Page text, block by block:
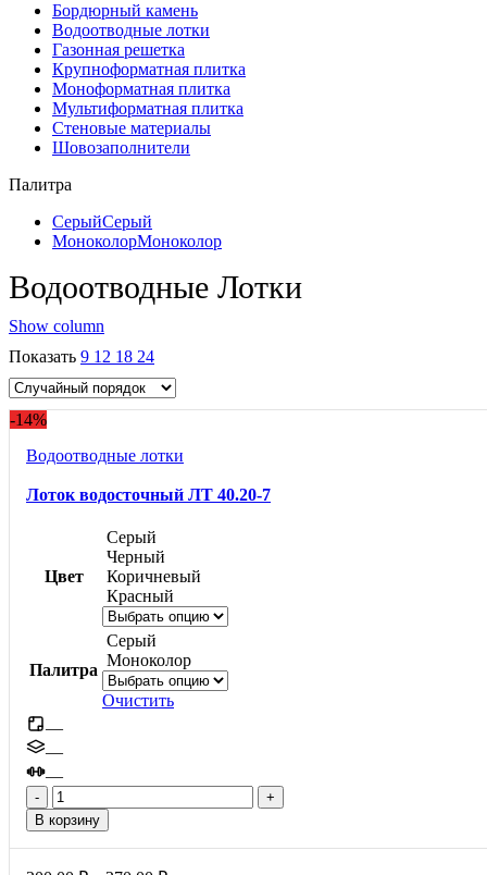
Бордюрный камень
Водоотводные лотки
Газонная решетка
Крупноформатная плитка
Моноформатнaя плитка
Мультиформатная плитка
Стеновые материалы
Шовозаполнители
Палитра
СерыйСерый
МоноколорМоноколор
Водоотводные Лотки
Show column
Показать 9 12 18 24
-14%
Водоотводные лотки
Лоток водосточный ЛТ 40.20-7
Цвет
Серый
Черный
Коричневый
Красный
Палитра
Серый
Моноколор
Очистить
—
—
—
Количество
товара
Лоток
водосточный
В корзину